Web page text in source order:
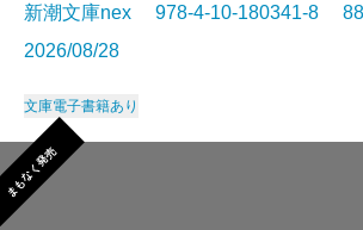
新潮文庫nex 978-4-10-180341-8
2026/08/28
文庫電子書籍あり
まもなく発売